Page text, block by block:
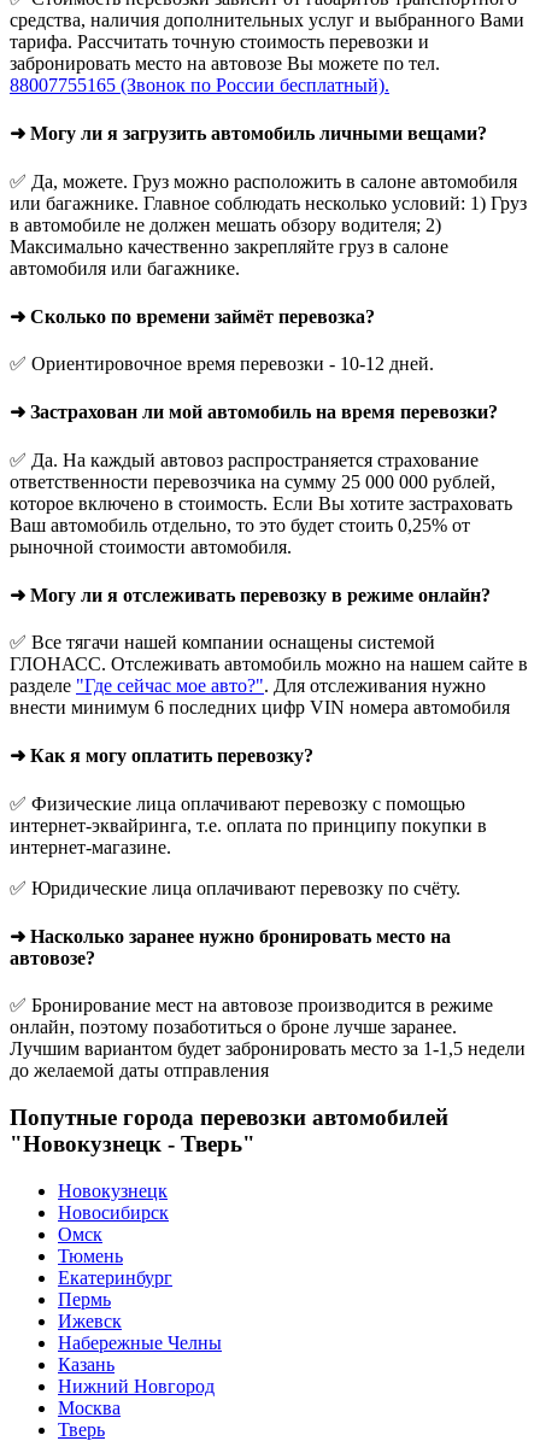
средства, наличия дополнительных услуг и выбранного Вами
тарифа. Рассчитать точную стоимость перевозки и
забронировать место на автовозе Вы можете по тел.
88007755165 (Звонок по России бесплатный).
➜ Могу ли я загрузить автомобиль личными вещами?
✅ Да, можете. Груз можно расположить в салоне автомобиля
или багажнике. Главное соблюдать несколько условий: 1) Груз
в автомобиле не должен мешать обзору водителя; 2)
Максимально качественно закрепляйте груз в салоне
автомобиля или багажнике.
➜ Сколько по времени займёт перевозка?
✅ Ориентировочное время перевозки - 10-12 дней.
➜ Застрахован ли мой автомобиль на время перевозки?
✅ Да. На каждый автовоз распространяется страхование
ответственности перевозчика на сумму 25 000 000 рублей,
которое включено в стоимость. Если Вы хотите застраховать
Ваш автомобиль отдельно, то это будет стоить 0,25% от
рыночной стоимости автомобиля.
➜ Могу ли я отслеживать перевозку в режиме онлайн?
✅ Все тягачи нашей компании оснащены системой
ГЛОНАСС. Отслеживать автомобиль можно на нашем сайте в
разделе "Где сейчас мое авто?". Для отслеживания нужно
внести минимум 6 последних цифр VIN номера автомобиля
➜ Как я могу оплатить перевозку?
✅ Физические лица оплачивают перевозку с помощью
интернет-эквайринга, т.е. оплата по принципу покупки в
интернет-магазине.
✅ Юридические лица оплачивают перевозку по счёту.
➜ Насколько заранее нужно бронировать место на
автовозе?
✅ Бронирование мест на автовозе производится в режиме
онлайн, поэтому позаботиться о броне лучше заранее.
Лучшим вариантом будет забронировать место за 1-1,5 недели
до желаемой даты отправления
Попутные города перевозки автомобилей
"Новокузнецк - Тверь"
Новокузнецк
Новосибирск
Омск
Тюмень
Екатеринбург
Пермь
Ижевск
Набережные Челны
Казань
Нижний Новгород
Москва
Тверь